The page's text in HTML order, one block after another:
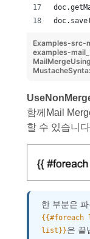
Examples-src-
examples-
함께Mail
할 수 있습니
한 부분은
list}}은 끝